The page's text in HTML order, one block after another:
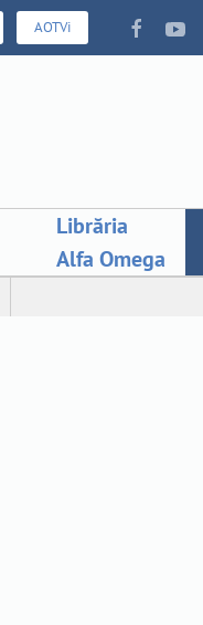
AOTVi
Librăria
Alfa Omega